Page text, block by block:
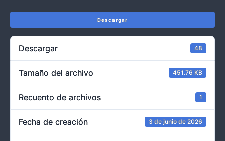
Descargar
Descargar 48
Tamaño del archivo 451.76 KB
Recuento de archivos 1
Fecha de creación 3 de junio de 2026